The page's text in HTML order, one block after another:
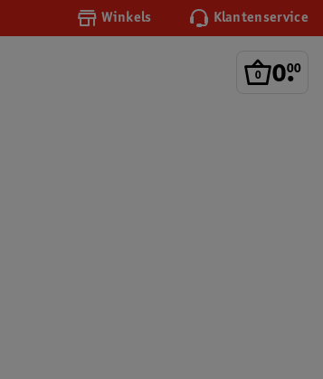
Winkels Klantenservice
0.
00